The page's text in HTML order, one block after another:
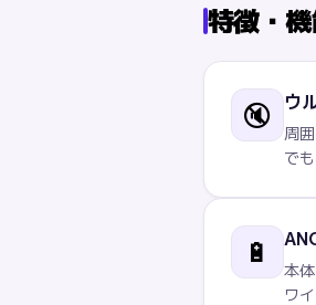
特徴・
🔇 ウ
周
で
🔋
本
ワ